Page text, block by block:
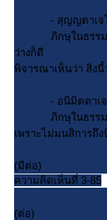
- สุญญตาเจโ
ภิกษุในธรรมวินั
ว่างก็ดี
พิจารณาเห็นว่า สิ่งนี้
- อนิมิตตาเจโ
ภิกษุในธรรมวินั
เพราะไม่มนสิการถึ
(มีต่อ)
ความคิดเห็นที่ 3-85
(ต่อ)